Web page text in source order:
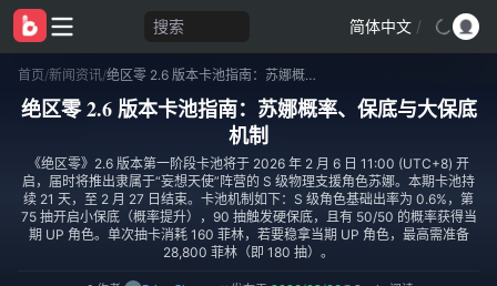
搜索 简体中文 /
首页/新闻资讯/ 绝区零 2.6 版本卡池指南：苏娜概率、保底与大保底机制
绝区零 2.6 版本卡池指南：苏娜概率、保底与大保底
机制
《绝区零》2.6 版本第一阶段卡池将于 2026 年 2 月 6 日 11:00 (UTC+8) 开
启，届时将推出隶属于“妄想天使”阵营的 S 级物理支援角色苏娜。本期卡池持
续 21 天，至 2 月 27 日结束。卡池机制如下：S 级角色基础出率为 0.6%，第
75 抽开启小保底（概率提升），90 抽触发硬保底，且有 50/50 的概率获得当
期 UP 角色。单次抽卡消耗 160 菲林，若要稳拿当期 UP 角色，最高需准备
28,800 菲林（即 180 抽）。